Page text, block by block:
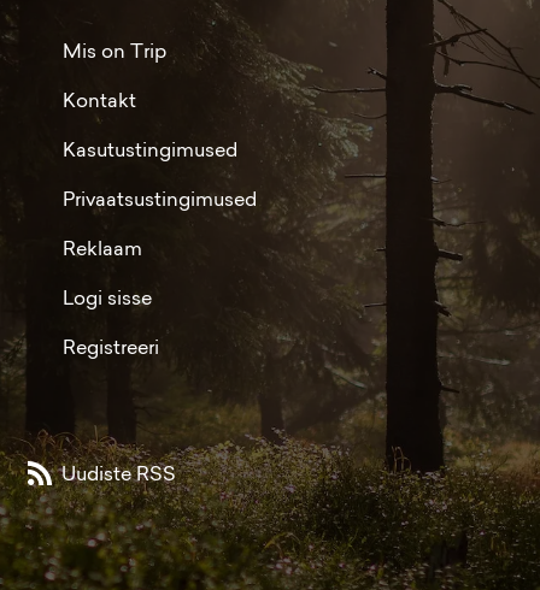
Mis on Trip
Kontakt
Kasutustingimused
Privaatsustingimused
Reklaam
Logi sisse
Registreeri
Uudiste RSS